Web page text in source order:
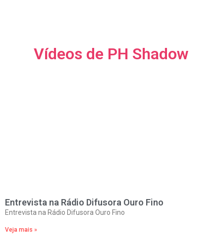
Vídeos de PH Shadow
Entrevista na Rádio Difusora Ouro Fino
Entrevista na Rádio Difusora Ouro Fino
Veja mais »